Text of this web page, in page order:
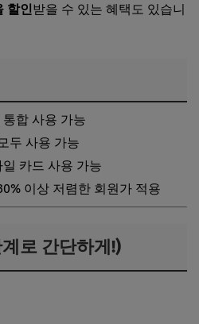
할인받을 수 있는 혜택도 있습니
합 사용 가능
두 사용 가능
카드 사용 가능
이상 저렴한 회원가 적용
로 간단하게!)